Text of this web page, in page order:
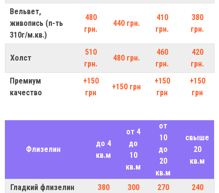
Вельвет,
живопись (п-ть
310г/м.кв.)
480
грн.
440 грн.
410
грн.
380
грн.
Холст
510
грн.
480 грн.
460
грн.
420
грн.
Премиум
качество
+150
грн
+150 грн
+150
грн
+150
грн
Флизелин
до 4
кв.м
от 4
до
10
кв.м
от
10
до
20
кв.м
свыше
20
кв.м
Гладкий флизелин
380
300
270
240